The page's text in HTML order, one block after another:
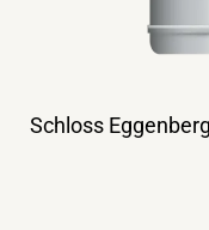
Schloss